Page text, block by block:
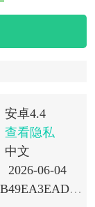
安卓4.4
查看隐私
中文
2026-06-04
MD5：EB49EA3EAD1983A998067A18F44E1295